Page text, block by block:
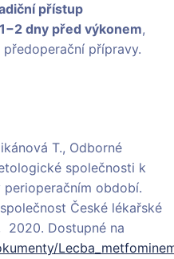
přístup
dny před výkonem,
přípravy.
T., Odborné
společnosti k
období.
České lékařské
2020. Dostupné na